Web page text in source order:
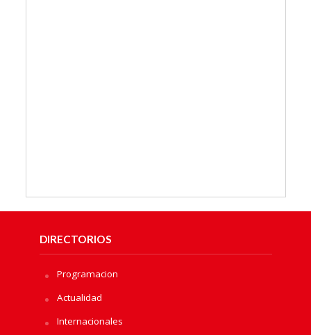
DIRECTORIOS
Programacion
Actualidad
Internacionales